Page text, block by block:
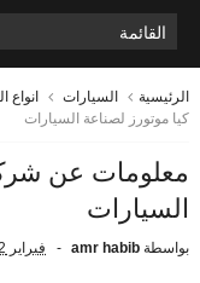
الرئيسية السيارات انواع
كيا موتورز لصناعة السيارات
معلومات عن
السيارات
بواسطة amr habib فبراير 22, 2020